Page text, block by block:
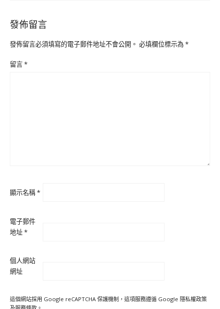
發佈留言
發佈留言必須填寫的電子郵件地址不會公開。 必填欄位標示為*
留言*
顯示名稱*
電子郵件
地址*
個人網站
網址
這個網站採用 Google reCAPTCHA 保護機制，這項服務遵循 Google 隱私權政策